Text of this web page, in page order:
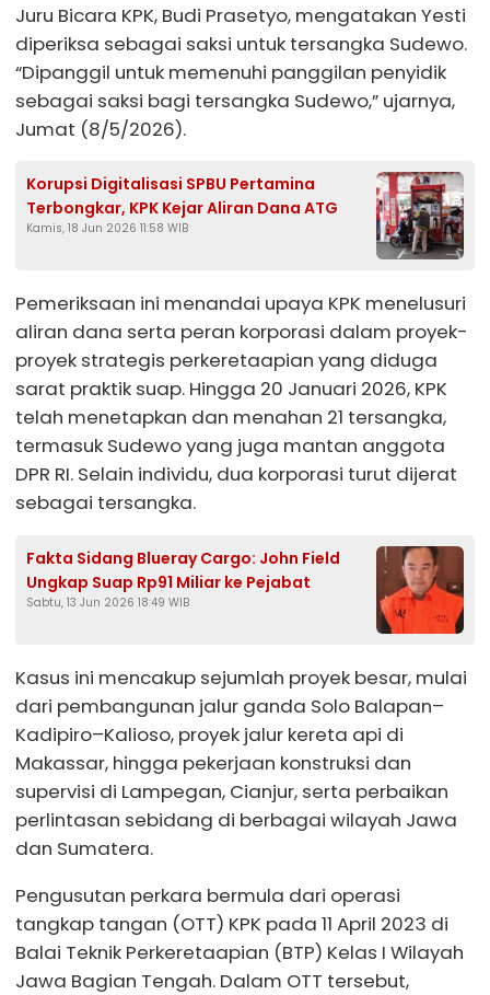
Juru Bicara KPK, Budi Prasetyo, mengatakan Yesti
diperiksa sebagai saksi untuk tersangka Sudewo.
“Dipanggil untuk memenuhi panggilan penyidik
sebagai saksi bagi tersangka Sudewo,” ujarnya,
Jumat (8/5/2026).
Korupsi Digitalisasi SPBU Pertamina
Terbongkar, KPK Kejar Aliran Dana ATG
Kamis, 18 Jun 2026 11:58 WIB
Pemeriksaan ini menandai upaya KPK menelusuri
aliran dana serta peran korporasi dalam proyek-
proyek strategis perkeretaapian yang diduga
sarat praktik suap. Hingga 20 Januari 2026, KPK
telah menetapkan dan menahan 21 tersangka,
termasuk Sudewo yang juga mantan anggota
DPR RI. Selain individu, dua korporasi turut dijerat
sebagai tersangka.
Fakta Sidang Blueray Cargo: John Field
Ungkap Suap Rp91 Miliar ke Pejabat
Sabtu, 13 Jun 2026 18:49 WIB
Kasus ini mencakup sejumlah proyek besar, mulai
dari pembangunan jalur ganda Solo Balapan–
Kadipiro–Kalioso, proyek jalur kereta api di
Makassar, hingga pekerjaan konstruksi dan
supervisi di Lampegan, Cianjur, serta perbaikan
perlintasan sebidang di berbagai wilayah Jawa
dan Sumatera.
Pengusutan perkara bermula dari operasi
tangkap tangan (OTT) KPK pada 11 April 2023 di
Balai Teknik Perkeretaapian (BTP) Kelas I Wilayah
Jawa Bagian Tengah. Dalam OTT tersebut,